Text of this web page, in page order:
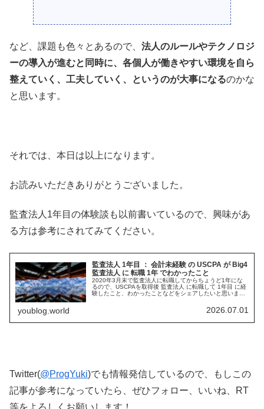
など、課題も色々とあるので、 法人のルールやテクノロジ
ーの導入が進むと同時に、各個人が働きやすい環境を自ら
整えていく、工夫していく、というのが大事になるのかな
と思います。
それでは、本日は以上になります。
お読みいただきありがとうございました。
監査法人1年目の体験談も以前書いているので、興味があ
る方は参考にされてみてください。
監査法人 1年目 ： 会計未経験 の USCPA が Big4
監査法人 に 転職 1年 でわかったこと
2020年3月末で監査法人に転職してからちょうど1年にな
るので、USCPAを取得後 監査法人 に転職して 1年目 に経
験したこと、わかったことなどをシェアしたいと思いま
の？」「監査法人転職後をイメージしてUSCPA勉強のモチ
youblog.world 2026.07.01
Twitter(@ProgYuki)でも情報発信しているので、もしこの
記事が参考になっていたら、ぜひフォロー、いいね、RT
等をよろしくお願いします！